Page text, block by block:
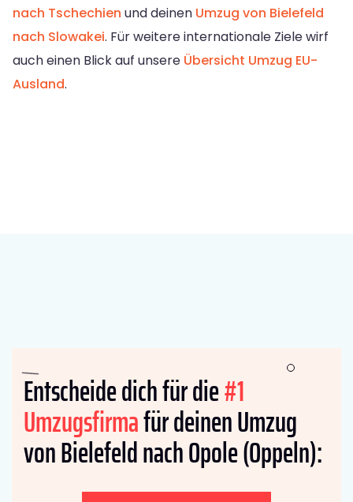
nach Tschechien und deinen Umzug von Bielefeld
nach Slowakei. Für weitere internationale Ziele wirf
auch einen Blick auf unsere Übersicht Umzug EU-
Ausland.
Entscheide dich für die#1
Umzugsfirmafür deinen Umzug
von Bielefeld nach Opole (Oppeln):